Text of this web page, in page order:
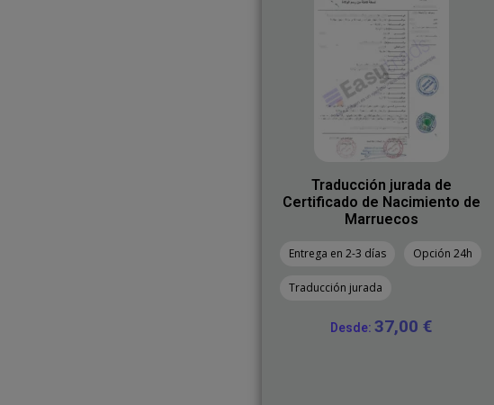
Traducción jurada de
Certificado de Nacimiento de
Marruecos
Entrega en 2-3 días Opción 24h
Traducción jurada
Desde: 37,00€